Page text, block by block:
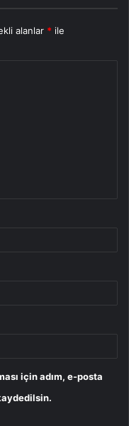
alanlar * ile
için adım, e-posta